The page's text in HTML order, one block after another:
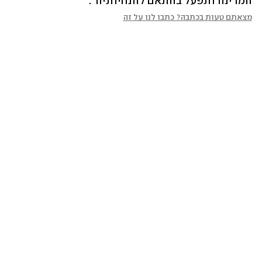
מצאתם טעות בכתבה? כתבו לנו על זה